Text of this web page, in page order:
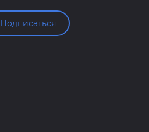
Подписаться